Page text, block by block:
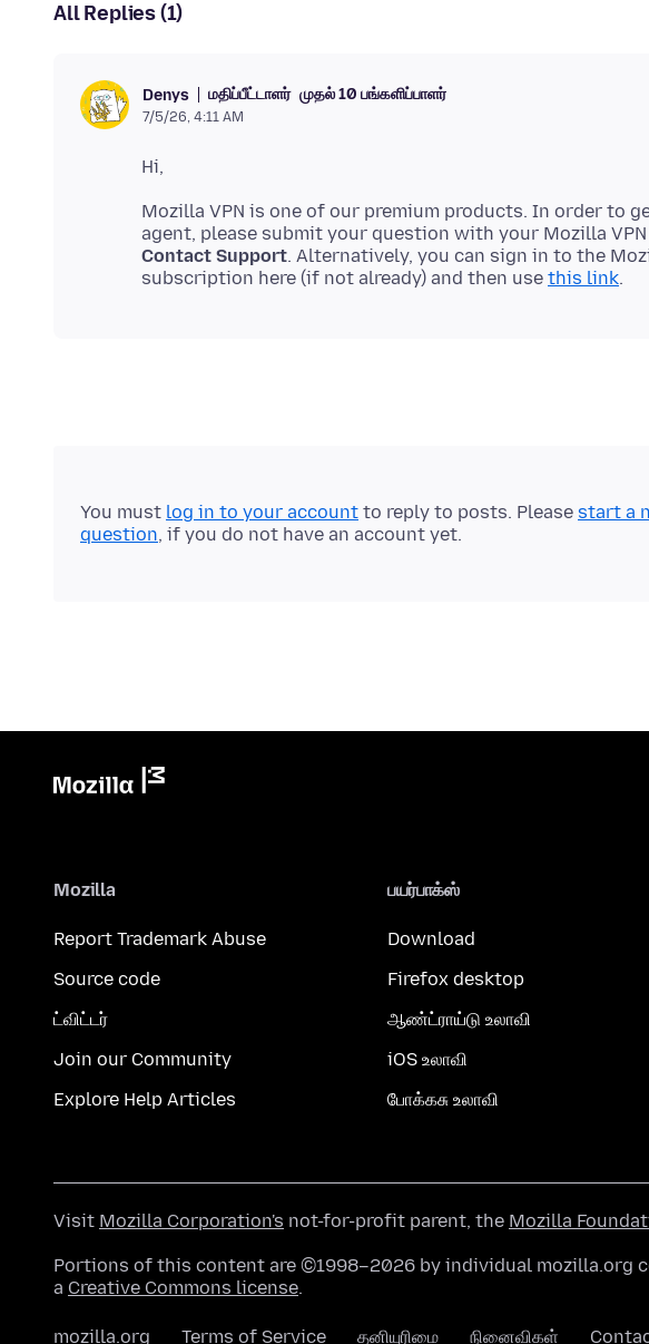
All Replies (1)
Denys மதிப்பீட்டாளர் முதல் 10 பங்களிப்பாளர்
7/5/26, 4:11 AM
Mozilla VPN is one of our premium products. In order to
agent, please submit your question with your Mozilla
Contact Support. Alternatively, you can sign in to the
subscription here (if not already) and then use this link
You must log in to your account to reply to posts. Please start a
question, if you do not have an account yet.
Mozilla
Report Trademark Abuse
Source code
ட்விட்டர்
Join our Community
Explore Help Articles
பயர்பாக்ஸ்
Download
Firefox desktop
ஆண்ட்ராய்டு உலாவி
iOS உலாவி
போக்கசு உலாவி
Visit Mozilla Corporation's not-for-profit parent, the Mozilla
Portions of this content are ©1998–2026 by individual mozilla.org
a Creative Commons license.
mozilla.org Terms of Service தனியுரிமை நினைவிகள்